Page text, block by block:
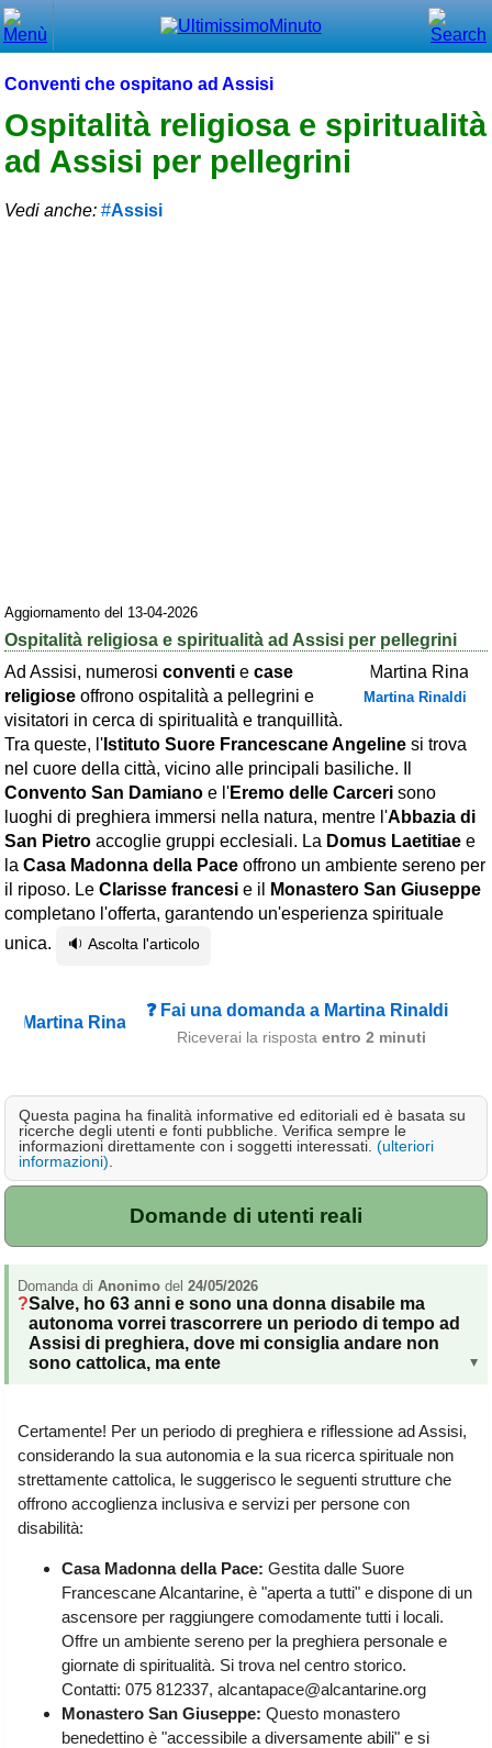
Conventi che ospitano ad Assisi
Ospitalità religiosa e spiritualità
ad Assisi per pellegrini
Vedi anche: Assisi
Aggiornamento del 13-04-2026
Ospitalità religiosa e spiritualità ad Assisi per pellegrini
Martina Rinaldi
Ad Assisi, numerosi conventi e case
religiose offrono ospitalità a pellegrini e
visitatori in cerca di spiritualità e tranquillità.
Tra queste, l' Istituto Suore Francescane Angeline si trova
nel cuore della città, vicino alle principali basiliche. Il
Convento San Damiano e l'Eremo delle Carceri sono
luoghi di preghiera immersi nella natura, mentre l'Abbazia di
San Pietro accoglie gruppi ecclesiali. La Domus Laetitiae e
la Casa Madonna della Pace offrono un ambiente sereno per
il riposo. Le Clarisse francesi e il
Monastero San Giuseppe
completano l'offerta, garantendo un'esperienza spirituale
unica.
🔉 Ascolta l'articolo
❓ Fai una domanda a Martina Rinaldi
Riceverai la risposta entro 2 minuti
Questa pagina ha finalità informative ed editoriali ed è basata su
ricerche degli utenti e fonti pubbliche. Verifica sempre le
informazioni direttamente con i soggetti interessati. (ulteriori
informazioni)
Domande di utenti reali
Domanda di Anonimo del 24/05/2026
Salve, ho 63 anni e sono una donna disabile ma
autonoma vorrei trascorrere un periodo di tempo ad
Assisi di preghiera, dove mi consiglia andare non
sono cattolica, ma ente
▸
Certamente! Per un periodo di preghiera e riflessione ad Assisi,
considerando la sua autonomia e la sua ricerca spirituale non
strettamente cattolica, le suggerisco le seguenti strutture che
offrono accoglienza inclusiva e servizi per persone con
disabilità:
Casa Madonna della Pace: Gestita dalle Suore
Francescane Alcantarine, è "aperta a tutti" e dispone di un
ascensore per raggiungere comodamente tutti i locali.
Offre un ambiente sereno per la preghiera personale e
giornate di spiritualità. Si trova nel centro storico.
Contatti: 075 812337, alcantapace@alcantarine.org
Monastero San Giuseppe: Questo monastero
benedettino è "accessibile a diversamente abili" e si
Menù principale
⌂ Home
🕐 Last Minute
🕐 First Minute
Blog
Eventi e cose da vedere
➕ Segnala evento
Area riservata
Chi siamo
Ambienti
≋ Mare
🗻 Montagna
Laghi
Altro
Cerca le offerte per regione
Basilicata(63)
Calabria(331)
Campania(363)
Emilia - Romagna(228)
Lazio(318)
Lombardia
Marche(244)
Piemonte (117)
Puglia(786)
Sardegna(455)